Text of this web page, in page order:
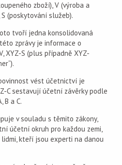
zboží), V (výroba a
(poskytování služeb).
tvoří jedna konsolidovaná
zprávy je informace o
XYZ-S (plus případně XYZ-
vést účetnictví je
C sestavují účetní závěrky podle
B a C.
v souladu s těmito zákony,
účetní okruh pro každou zemi,
kteří jsou experti na danou